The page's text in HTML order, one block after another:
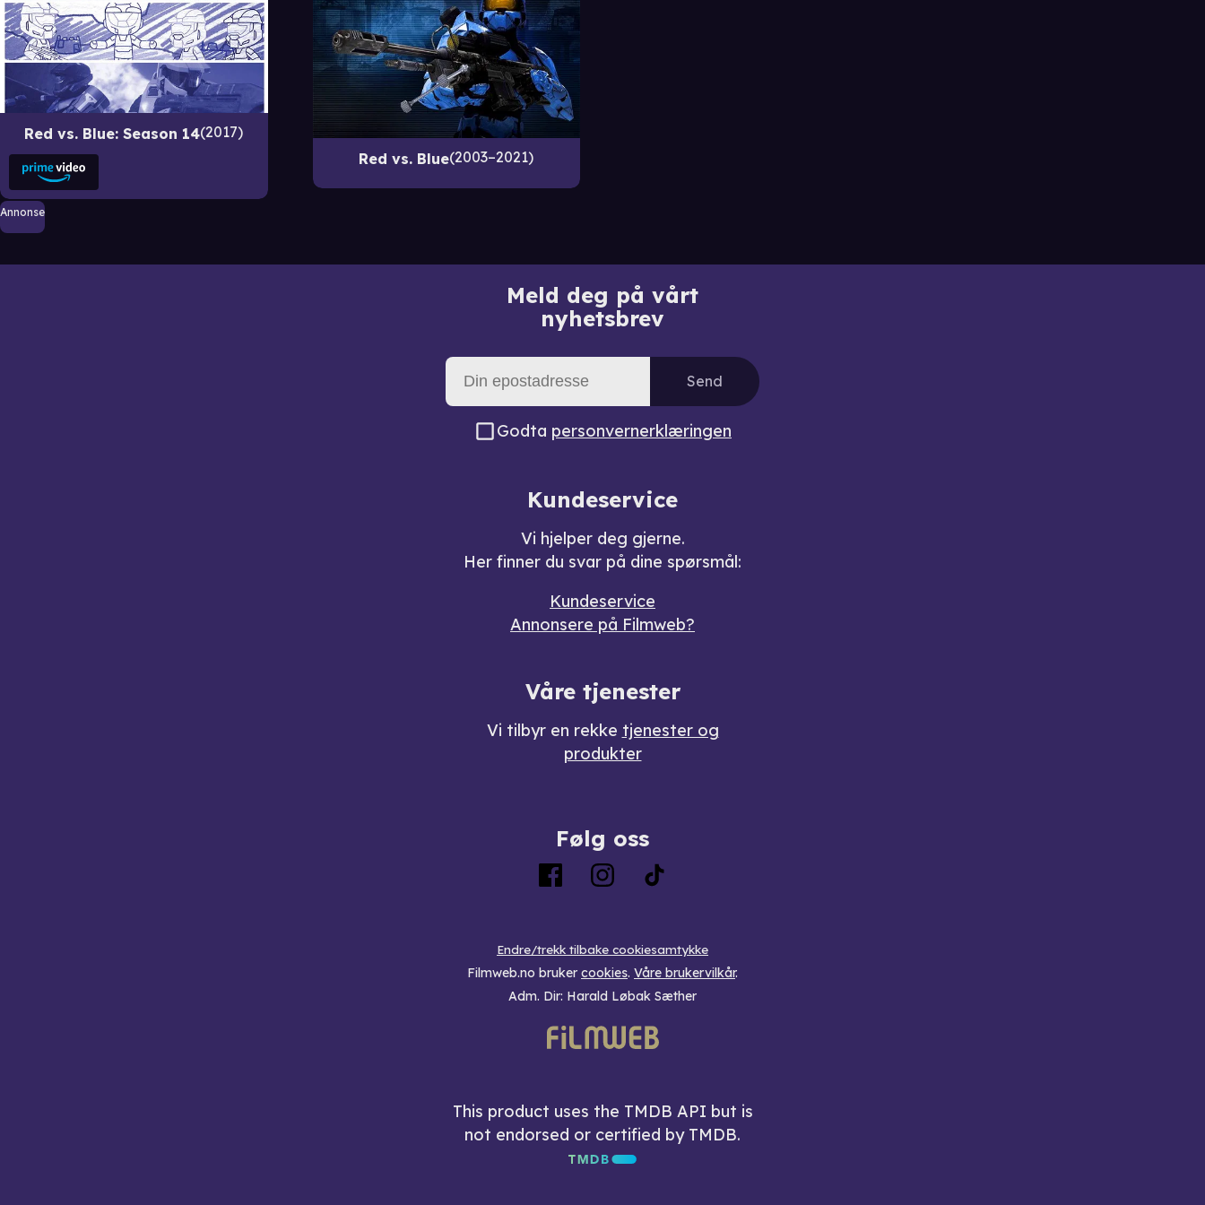
Red vs. Blue: Season 14 2017
Red vs. Blue 2003–2021
Annonse
Meld deg på vårt
nyhetsbrev
Send
Godta personvernerklæringen
Kundeservice
Vi hjelper deg gjerne.
Her finner du svar på dine spørsmål:
Kundeservice
Annonsere på Filmweb?
Våre tjenester
Vi tilbyr en rekke tjenester og
produkter
Følg oss
Endre/trekk tilbake cookiesamtykke
Filmweb.no bruker cookies. Våre brukervilkår.
Adm. Dir: Harald Løbak Sæther
This product uses the TMDB API but is
not endorsed or certified by TMDB.